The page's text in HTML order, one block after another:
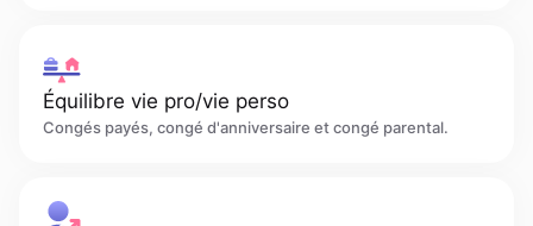
Équilibre vie pro/vie perso
Congés payés, congé d'anniversaire et congé parental.